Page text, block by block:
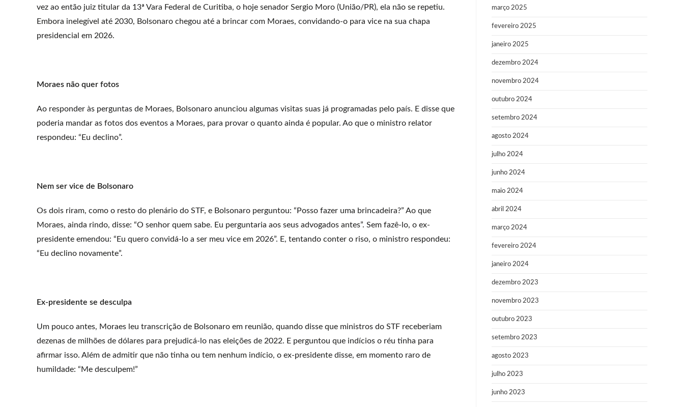
vez ao então juiz titular da 13ª Vara Federal de Curitiba, o hoje senador Sergio Moro (União/PR), ela não se repetiu.
Embora inelegível até 2030, Bolsonaro chegou até a brincar com Moraes, convidando-o para vice na sua chapa
presidencial em 2026.
Moraes não quer fotos
Ao responder às perguntas de Moraes, Bolsonaro anunciou algumas visitas suas já programadas pelo país. E disse que
poderia mandar as fotos dos eventos a Moraes, para provar o quanto ainda é popular. Ao que o ministro relator
respondeu: “Eu declino”.
Nem ser vice de Bolsonaro
Os dois riram, como o resto do plenário do STF, e Bolsonaro perguntou: “Posso fazer uma brincadeira?” Ao que
Moraes, ainda rindo, disse: “O senhor quem sabe. Eu perguntaria aos seus advogados antes”. Sem fazê-lo, o ex-
presidente emendou: “Eu quero convidá-lo a ser meu vice em 2026”. E, tentando conter o riso, o ministro respondeu:
“Eu declino novamente”.
Ex-presidente se desculpa
Um pouco antes, Moraes leu transcrição de Bolsonaro em reunião, quando disse que ministros do STF receberiam
dezenas de milhões de dólares para prejudicá-lo nas eleições de 2022. E perguntou que indícios o réu tinha para
afirmar isso. Além de admitir que não tinha ou tem nenhum indício, o ex-presidente disse, em momento raro de
humildade: “Me desculpem!”
março 2025
fevereiro 2025
janeiro 2025
dezembro 2024
novembro 2024
outubro 2024
setembro 2024
agosto 2024
julho 2024
junho 2024
maio 2024
abril 2024
março 2024
fevereiro 2024
janeiro 2024
dezembro 2023
novembro 2023
outubro 2023
setembro 2023
agosto 2023
julho 2023
junho 2023